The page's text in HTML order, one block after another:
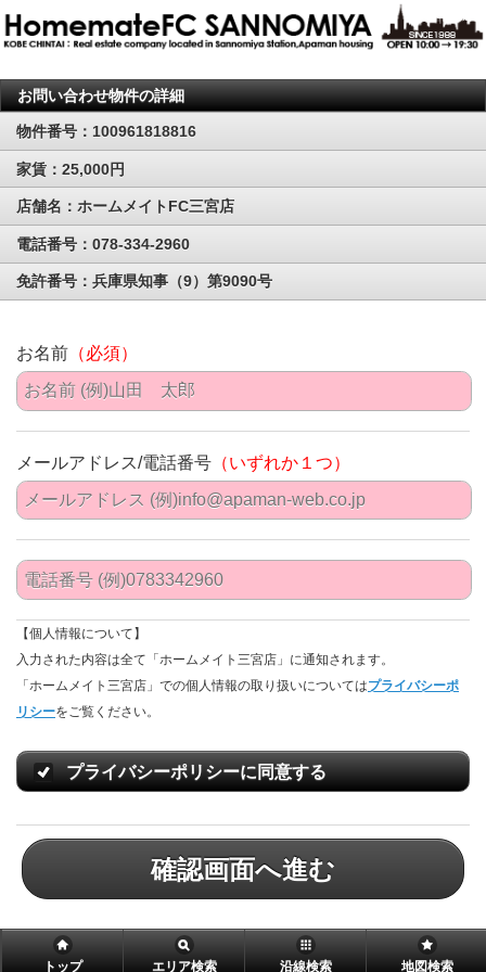
お問い合わせ物件の詳細
物件番号：100961818816
家賃：25,000円
店舗名：ホームメイトFC三宮店
電話番号：078-334-2960
免許番号：兵庫県知事（9）第9090号
お名前 （必須）
メールアドレス/電話番号 （いずれか１つ）
【個人情報について】
入力された内容は全て「ホームメイト三宮店」に通知されます。
「ホームメイト三宮店」での個人情報の取り扱いについてはプライバシーポ
リシーをご覧ください。
プライバシーポリシーに同意する
確認画面へ進む
トップ エリア検索 沿線検索 地図検索